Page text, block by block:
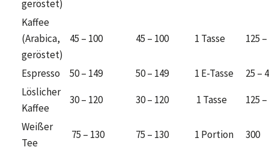
geröstet)
Kaffee
(Arabica,
geröstet)
45 – 100 45 – 100 1 Tasse 125
Espresso 50 – 149 50 – 149 1 E-Tasse
25 –
Löslicher
Kaffee
30 – 120 30 – 120 1 Tasse 125
Weißer
Tee
75 – 130 75 – 130 1 Portion 300